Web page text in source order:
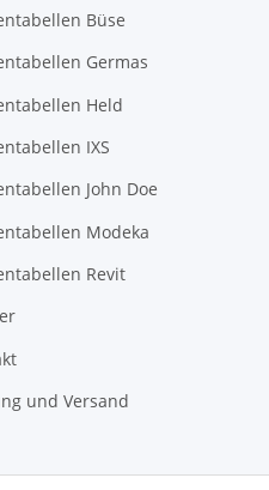
Büse
Germas
Held
IXS
John Doe
Modeka
Revit
und Versand